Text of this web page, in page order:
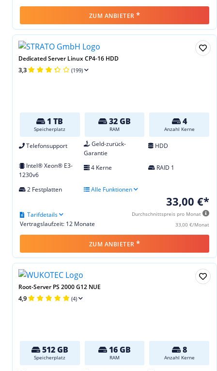
ZUM ANBIETER *
Dedicated Server Linux CP4-16 HDD
3,3 (199)
1 TB
Speicherplatz
32 GB
RAM
4
Anzahl Kerne
Telefonsupport
Geld-zurück-
Garantie
HDD
Intel® Xeon® E3-
1230v6
4 Kerne RAID 1
2 Festplatten Alle Funktionen
33,00 €*
Durchschnittspreis pro Monat
33,00 €/Monat
Vertragslaufzeit: 12 Monate
Tarifdetails
ZUM ANBIETER *
Root-Server PS 2000 G12 NUE
4,9 (4)
512 GB
Speicherplatz
16 GB
RAM
8
Anzahl Kerne